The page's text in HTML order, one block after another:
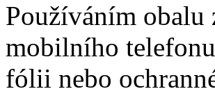
Používáním obalu
mobilního
fólii nebo